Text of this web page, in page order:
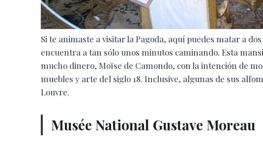
Si te animaste a visitar la Pagoda, aquí puedes matar a
encuentra a tan sólo unos minutos caminando. Esta
mucho dinero, Moïse de Camondo, con la intención de
muebles y arte del siglo 18. Inclusive, algunas de sus
Louvre.
Musée National Gustave Moreau